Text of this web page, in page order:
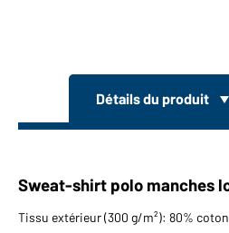
Détails du produit
Sweat-shirt polo manches
Tissu extérieur (300 g/m²): 80%